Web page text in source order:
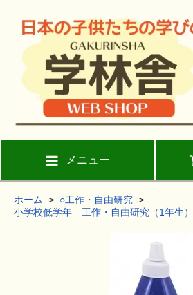
メニュー
ホーム > ○工作・自由研究 >
小学校低学年 工作・自由研究（1年生）